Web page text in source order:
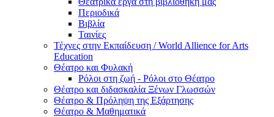
Περιοδικά
Βιβλία
Ταινίες
Τέχνες στην Εκπαίδευση / World Allience for Arts
Education
Θέατρο και Φυλακή
Ρόλοι στη ζωή - Ρόλοι στο Θέατρο
Θέατρο και διδασκαλία Ξένων Γλωσσών
Θέατρο & Πρόληψη της Εξάρτησης
Θέατρο & Μαθηματικά